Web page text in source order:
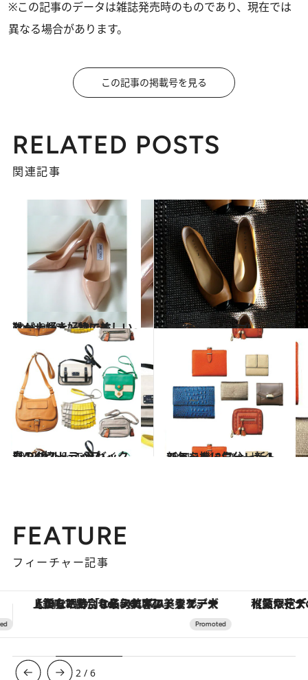
※この記事のデータは雑誌発売時のものであり、現在では
異なる場合があります。
この記事の掲載号を見る
RELATED POSTS
関連記事
2011.9.10
靴が大好き。特に美しいヒールが大好物です
ファッション 2011.9.24
秋冬を乗り切る！ 頼れる3つのシューズ
ファッション
2012.3.1
春の4大トレンドバック ロングストラップ
コミック ＆ エッセイ 2011.12.12
新年を機に気分一新！ ショート・ウォレット
コミック ＆ エッセイ
FEATURE
フィーチャー記事
【夏限定ディナーコース】旬を迎える稚鮎や花ズッキーニなどをイタリア・トスカーナの郷土料理の手法で満喫！
3 /6